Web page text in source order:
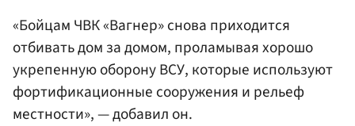
«Бойцам ЧВК «Вагнер» снова приходится
отбивать дом за домом, проламывая хорошо
укрепенную оборону ВСУ, которые используют
фортификационные сооружения и рельеф
местности», — добавил он.